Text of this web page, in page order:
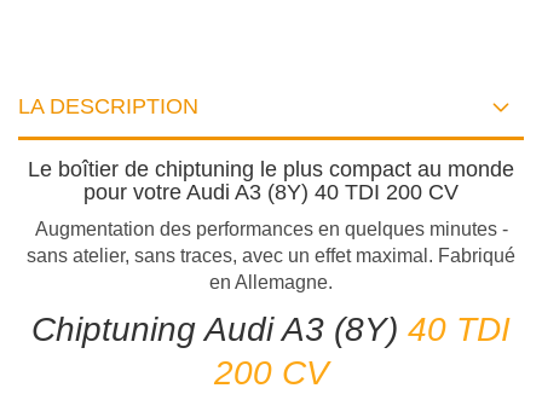
LA DESCRIPTION
Le boîtier de chiptuning le plus compact au monde
pour votre Audi A3 (8Y) 40 TDI 200 CV
Augmentation des performances en quelques minutes -
sans atelier, sans traces, avec un effet maximal. Fabriqué
en Allemagne.
Chiptuning Audi A3 (8Y) 40 TDI
200 CV